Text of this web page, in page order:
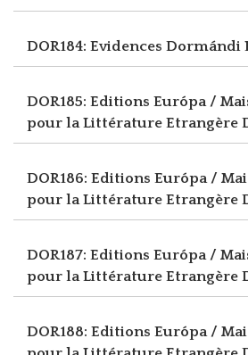
DOR184: Evidences Dormándi
DOR185: Editions Európa /
pour la Littérature Etrangère
DOR186: Editions Európa /
pour la Littérature Etrangère
DOR187: Editions Európa /
pour la Littérature Etrangère
DOR188: Editions Európa /